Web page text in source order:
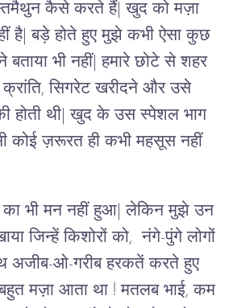
कैसे करते हैं| खुद को मज़ा
है| बड़े होते हुए मुझे कभी ऐसा कुछ
बताया भी नहीं| हमारे छोटे से शहर
क्रांति, सिगरेट खरीदने और उसे
होती थी| खुद के उस स्पेशल भाग
कोई ज़रूरत ही कभी महसूस नहीं
का भी मन नहीं हुआ| लेकिन मुझे उन
जिन्हें किशोरों को, नंगे-पुंगे लोगों
अजीब-ओ-गरीब हरकतें करते हुए
मज़ा आता था ! मतलब भाई, कम